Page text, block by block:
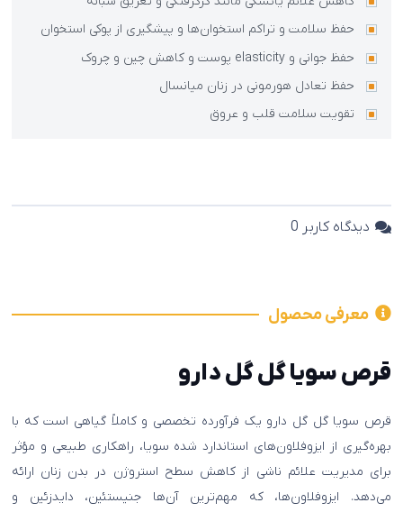
حفظ سلامت و تراکم استخوان‌ها و پیشگیری از پوکی استخوان
حفظ جوانی و elasticity پوست و کاهش چین و چروک
حفظ تعادل هورمونی در زنان میانسال
تقویت سلامت قلب و عروق
دیدگاه کاربر 0
معرفی محصول
قرص سویا گل گل دارو
قرص سویا گل گل دارو یک فرآورده تخصصی و کاملاً گیاهی است که با
بهره‌گیری از ایزوفلاون‌های استاندارد شده سویا، راهکاری طبیعی و مؤثر
برای مدیریت علائم ناشی از کاهش سطح استروژن در بدن زنان ارائه
می‌دهد. ایزوفلاون‌ها، که مهم‌ترین آن‌ها جنیستئین، دایدزئین و